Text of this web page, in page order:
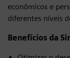
econômicos e
diferentes níveis
Benefícios da